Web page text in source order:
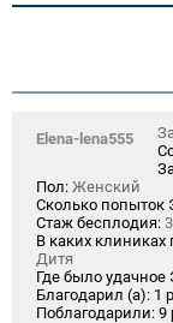
Elena-lena555
Пол: Женский
Сколько попыток
Стаж бесплодия:
В каких клиниках
Дитя
Где было удачное
Благодарил (а): 1
Поблагодарили: 9